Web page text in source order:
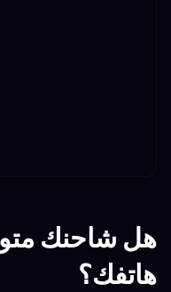
هل شاحنك
هاتفك؟